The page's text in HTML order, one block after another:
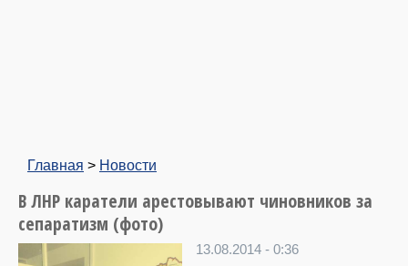
Главная > Новости
В ЛНР каратели арестовывают чиновников за
сепаратизм (фото)
13.08.2014 - 0:36